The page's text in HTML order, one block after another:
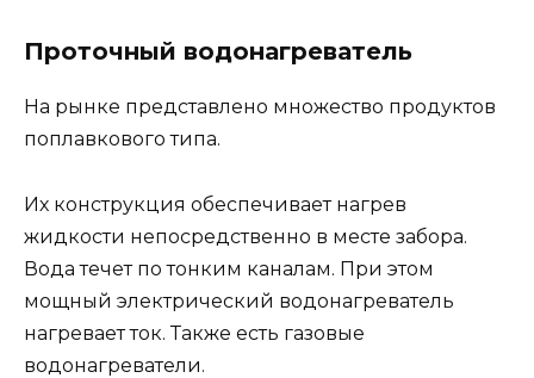
Проточный водонагреватель
На рынке представлено множество продуктов
поплавкового типа.
Их конструкция обеспечивает нагрев
жидкости непосредственно в месте забора.
Вода течет по тонким каналам. При этом
мощный электрический водонагреватель
нагревает ток. Также есть газовые
водонагреватели.